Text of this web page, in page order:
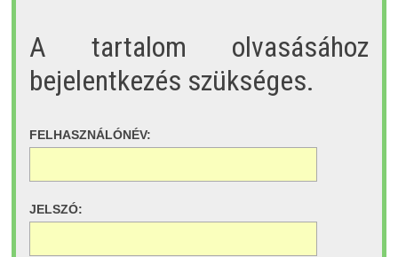
A tartalom olvasásához
bejelentkezés szükséges.
FELHASZNÁLÓNÉV:
JELSZÓ: